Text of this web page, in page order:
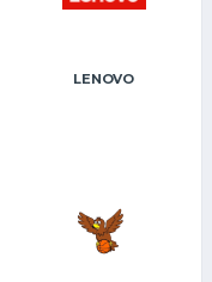
LENOVO